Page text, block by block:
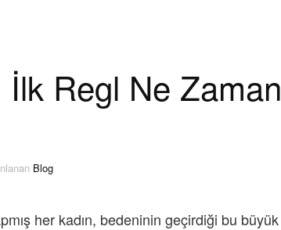
Regl Ne Zaman
Blog
her kadın, bedeninin geçirdiği bu büyük